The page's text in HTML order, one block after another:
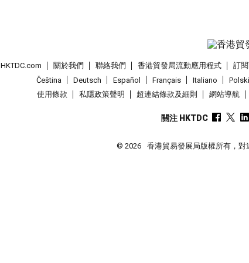
HKTDC.com 關於我們 聯絡我們 香港貿發局流動應用程式 訂
Čeština
Deutsch Español Français Italiano Polski
使用條款
私隱政策聲明 超連結條款及細則 網站導航
關注 HKTDC
© 2026 香港貿易發展局版權所有，對